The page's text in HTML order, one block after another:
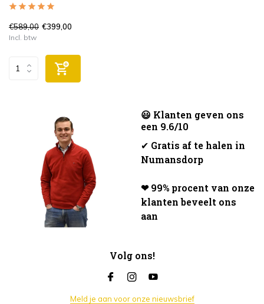
€589,00 €399,00
Incl. btw
😃 Klanten geven ons
een 9.6/10
✔ Gratis af te halen in
Numansdorp
❤ 99% procent van onze
klanten beveelt ons
aan
Volg ons!
Meld je aan voor onze nieuwsbrief